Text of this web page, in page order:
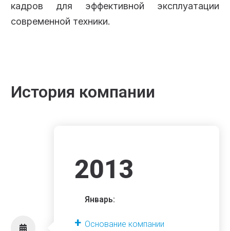
кадров для эффективной эксплуатации
современной техники.
История компании
2013
Январь:
Основание компании